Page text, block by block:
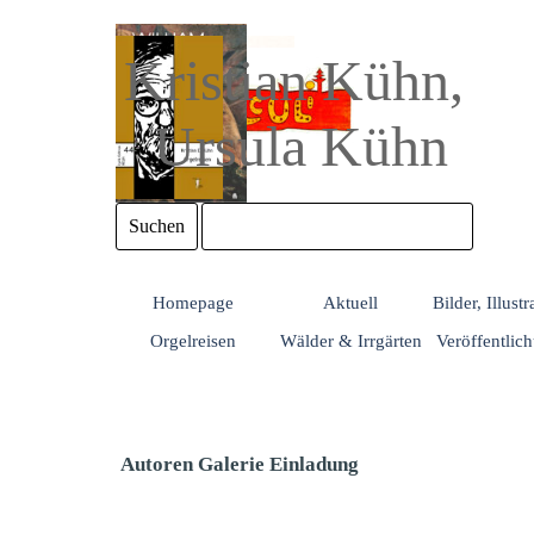
Kristian Kühn,
Ursula Kühn
Suchen
Homepage Aktuell
Bilder,
Orgelreisen
Wälder & Irrgärten
Autoren Galerie Einladung